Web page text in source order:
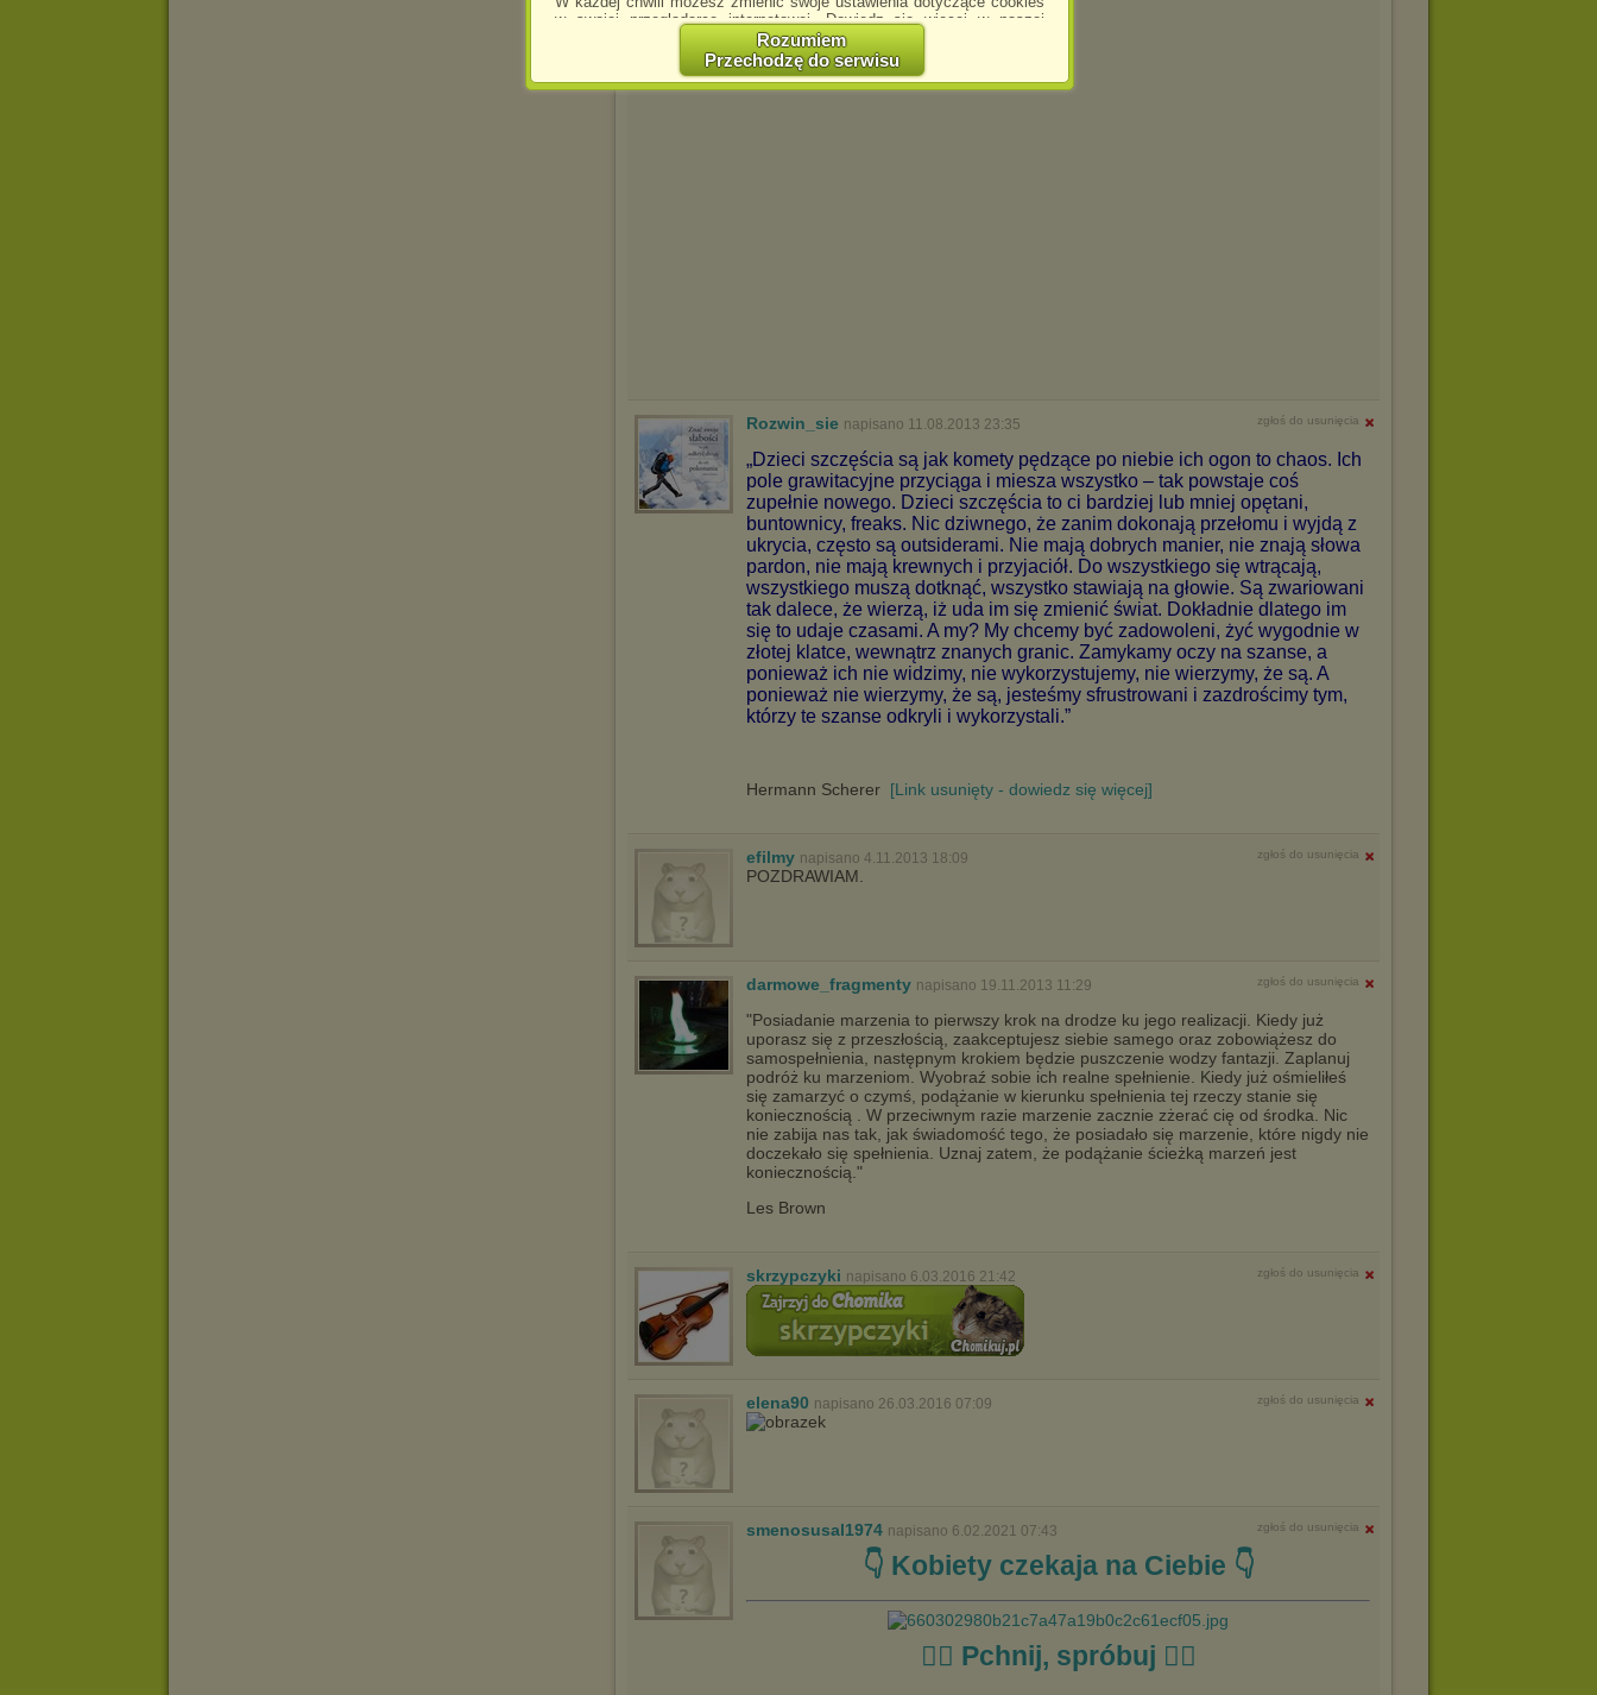
w swojej przeglądarce internetowej. Dowiedz się więcej w naszej
http://chomikuj.pl/PolitykaPrywatnosci.aspx
Jednocześnie informujemy że zmiana ustawień przeglądarki może
spowodować ograniczenie korzystania ze strony Chomikuj.pl.
Pełną informację na ten temat znajdziesz pod adresem
http://chomikuj.pl/PolitykaPrywatnosci.aspx.
Rozumiem
Przechodzę do serwisu
Rozwin_sie napisano 11.08.2013 23:35 zgłoś do usunięcia
„Dzieci szczęścia są jak komety pędzące po niebie ich ogon to chaos. Ich
pole grawitacyjne przyciąga i miesza wszystko – tak powstaje coś
zupełnie nowego. Dzieci szczęścia to ci bardziej lub mniej opętani,
buntownicy, freaks. Nic dziwnego, że zanim dokonają przełomu i wyjdą z
ukrycia, często są outsiderami. Nie mają dobrych manier, nie znają słowa
pardon, nie mają krewnych i przyjaciół. Do wszystkiego się wtrącają,
wszystkiego muszą dotknąć, wszystko stawiają na głowie. Są zwariowani
tak dalece, że wierzą, iż uda im się zmienić świat. Dokładnie dlatego im
się to udaje czasami. A my? My chcemy być zadowoleni, żyć wygodnie w
złotej klatce, wewnątrz znanych granic. Zamykamy oczy na szanse, a
ponieważ ich nie widzimy, nie wykorzystujemy, nie wierzymy, że są. A
ponieważ nie wierzymy, że są, jesteśmy sfrustrowani i zazdrościmy tym,
którzy te szanse odkryli i wykorzystali.”
Hermann Scherer [Link usunięty - dowiedz się więcej]
efilmy napisano 4.11.2013 18:09 zgłoś do usunięcia
POZDRAWIAM.
darmowe_fragmenty napisano 19.11.2013 11:29 zgłoś do usunięcia
"Posiadanie marzenia to pierwszy krok na drodze ku jego realizacji. Kiedy już
uporasz się z przeszłością, zaakceptujesz siebie samego oraz zobowiążesz do
samospełnienia, następnym krokiem będzie puszczenie wodzy fantazji. Zaplanuj
podróż ku marzeniom. Wyobraź sobie ich realne spełnienie. Kiedy już ośmieliłeś
się zamarzyć o czymś, podążanie w kierunku spełnienia tej rzeczy stanie się
koniecznością . W przeciwnym razie marzenie zacznie zżerać cię od środka. Nic
nie zabija nas tak, jak świadomość tego, że posiadało się marzenie, które nigdy nie
doczekało się spełnienia. Uznaj zatem, że podążanie ścieżką marzeń jest
koniecznością."
Les Brown
skrzypczyki napisano 6.03.2016 21:42 zgłoś do usunięcia
elena90 napisano 26.03.2016 07:09 zgłoś do usunięcia
smenosusal1974 napisano 6.02.2021 07:43 zgłoś do usunięcia
👇 Kobiety czekaja na Ciebie 👇
☝🏼 Pchnij, spróbuj ☝🏼